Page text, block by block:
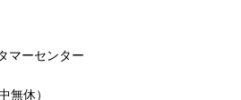
マーセンター
無休）